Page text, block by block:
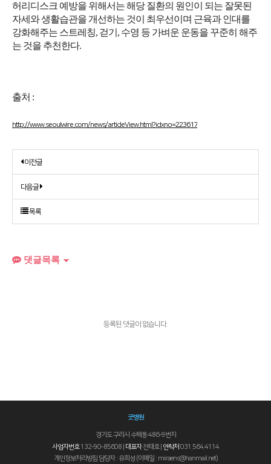
허리디스크 예방을 위해서는 해당 질환의 원인이 되는 잘못된
자세와 생활습관을 개선하는 것이 최우선이며 근육과 인대를
강화해주는 스트레칭, 걷기, 수영 등 가벼운 운동을 꾸준히 해주
는 것을 추천한다.
출처 :
http://www.seoulwire.com/news/articleView.html?idxno=223617
이전글
다음글
목록
댓글목록
등록된 댓글이 없습니다.
굿병원
경기도 구리시 수택동 486-9번지
사업자번호132-90-85608 | 대표자전태호 | 연락처 031.564.4114
개인정보처리방침 담당자 : 유희성 (이메일 : miraens@hanmail.net)